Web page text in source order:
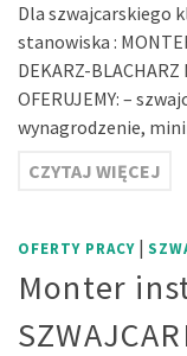
Dla szwajcarskiego
stanowiska :
DEKARZ-BLACHARZ
OFERUJEMY: –
wynagrodzenie,
CZYTAJ WIĘCEJ
OFERTY PRACY |
Monter